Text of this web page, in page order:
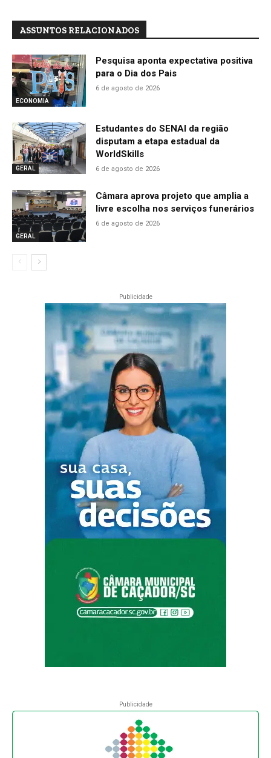
ASSUNTOS RELACIONADOS
ECONOMIA
Pesquisa aponta expectativa positiva
para o Dia dos Pais
6 de agosto de 2026
GERAL
Estudantes do SENAI da região
disputam a etapa estadual da
WorldSkills
6 de agosto de 2026
GERAL
Câmara aprova projeto que amplia a
livre escolha nos serviços funerários
6 de agosto de 2026
Publicidade
Publicidade